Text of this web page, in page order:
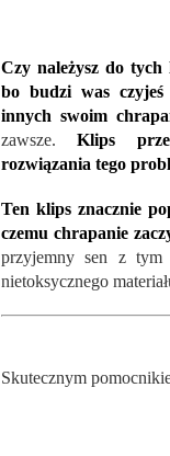
Czy należysz do
bo budzi was
innych swoim
zawsze.Klips
rozwiązania tego
Ten klips znacznie
czemu chrapanie
przyjemny sen z tym
nietoksycznego
Skutecznym